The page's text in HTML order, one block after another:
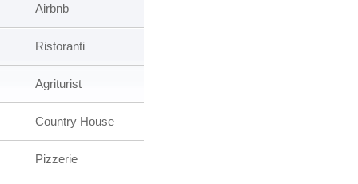
Airbnb
Ristoranti
Agriturist
Country House
Pizzerie